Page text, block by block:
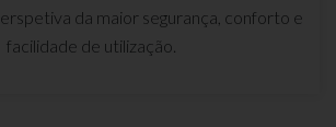
da maior segurança, conforto e
facilidade de utilização.